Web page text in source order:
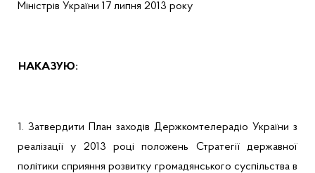
Міністрів України 17 липня 2013 року
НАКАЗУЮ:
1. Затвердити План заходів Держкомтелерадіо України з
реалізації у 2013 році положень Стратегії державної
політики сприяння розвитку громадянського суспільства в